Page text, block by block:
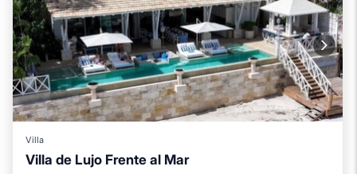
Villa
Villa de Lujo Frente al Mar